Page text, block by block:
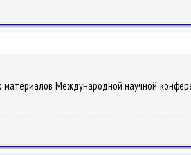
Международной научной